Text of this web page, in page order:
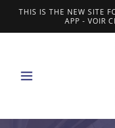
THIS IS THE NEW SITE
APP - VOIR